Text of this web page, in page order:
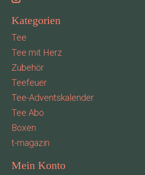
Kategorien
Tee
Tee mit Herz
Zubehör
Teefeuer
Tee-Adventskalender
Tee Abo
Boxen
t-magazin
Mein Konto